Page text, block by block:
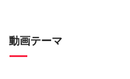
動画テーマ